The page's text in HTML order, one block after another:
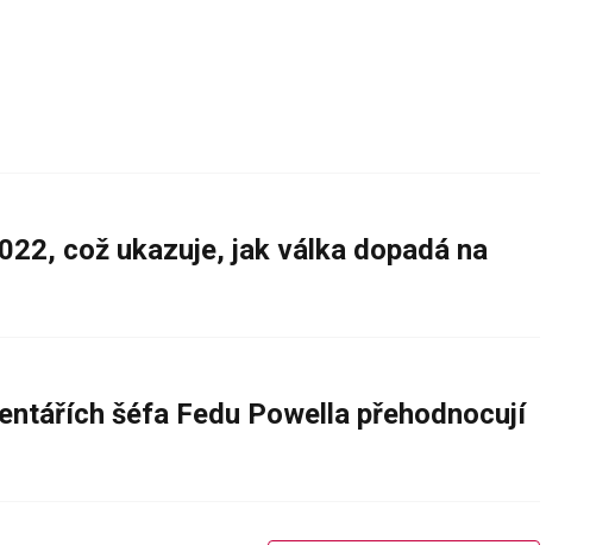
což ukazuje, jak válka dopadá na
šéfa Fedu Powella přehodnocují